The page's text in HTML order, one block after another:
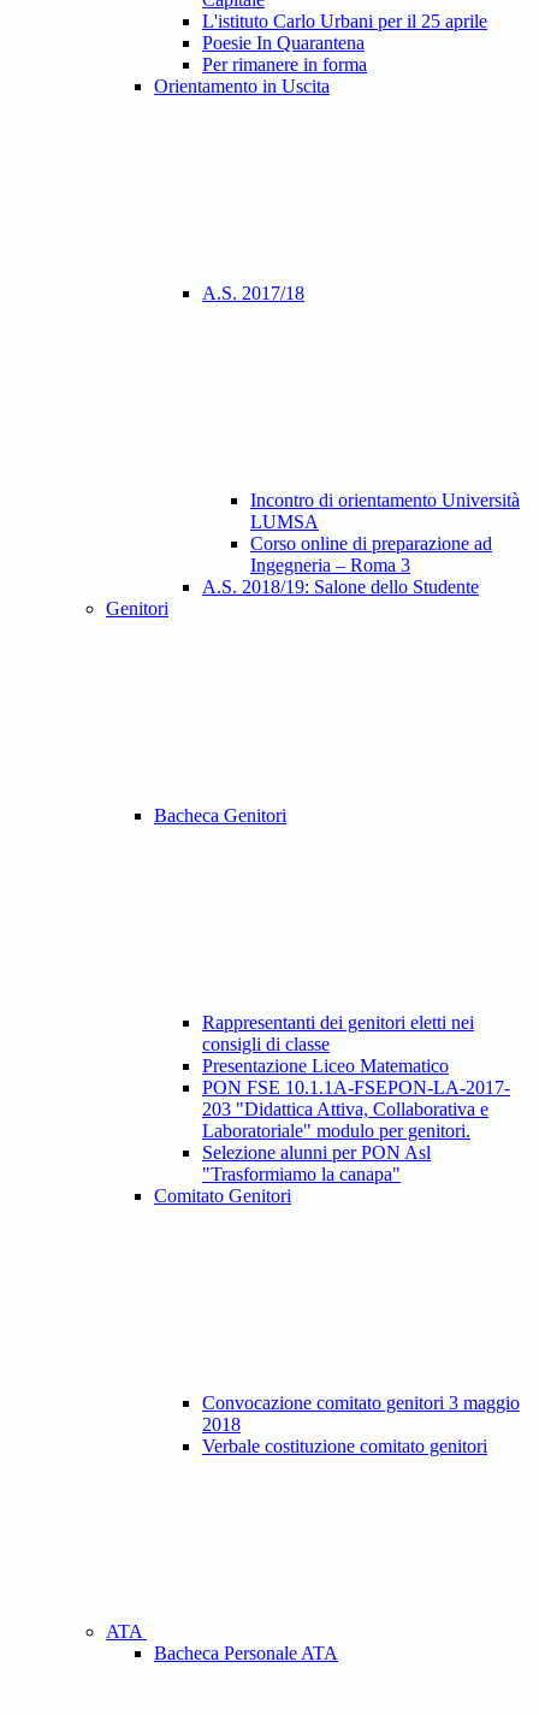
L'istituto Carlo Urbani per il 25 aprile
Poesie In Quarantena
Per rimanere in forma
Orientamento in Uscita
A.S. 2017/18
Incontro di orientamento Università
LUMSA
Corso online di preparazione ad
Ingegneria – Roma 3
A.S. 2018/19: Salone dello Studente
Genitori
Bacheca Genitori
Rappresentanti dei genitori eletti nei
consigli di classe
Presentazione Liceo Matematico
PON FSE 10.1.1A-FSEPON-LA-2017-
203 "Didattica Attiva, Collaborativa e
Laboratoriale" modulo per genitori.
Selezione alunni per PON Asl
"Trasformiamo la canapa"
Comitato Genitori
Convocazione comitato genitori 3 maggio
2018
Verbale costituzione comitato genitori
ATA
Bacheca Personale ATA